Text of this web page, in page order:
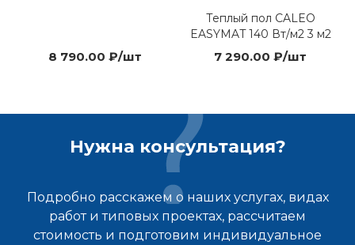
8 790.00 ₽/шт
Теплый пол CALEO
EASYMAT 140 Вт/м2 3 м2
7 290.00 ₽/шт
Нужна консультация?
Подробно расскажем о наших услугах, видах
работ и типовых проектах, рассчитаем
стоимость и подготовим индивидуальное